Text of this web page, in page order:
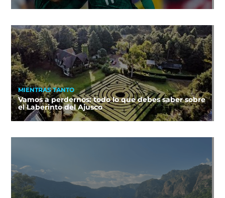
MIENTRAS TANTO
Vamos a perdernos: todo lo que debes saber sobre
el Laberinto del Ajusco